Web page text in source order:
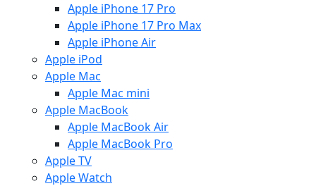
Apple iPhone 17 Pro
Apple iPhone 17 Pro Max
Apple iPhone Air
Apple iPod
Apple Mac
Apple Mac mini
Apple MacBook
Apple MacBook Air
Apple MacBook Pro
Apple TV
Apple Watch